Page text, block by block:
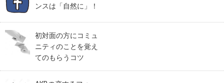
ンスは「自然に」！
初対面の方にコミュ
ニティのことを覚え
てのもらうコツ